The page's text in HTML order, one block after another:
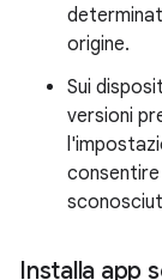
origine.
Sui
versioni
consentire
Installa app